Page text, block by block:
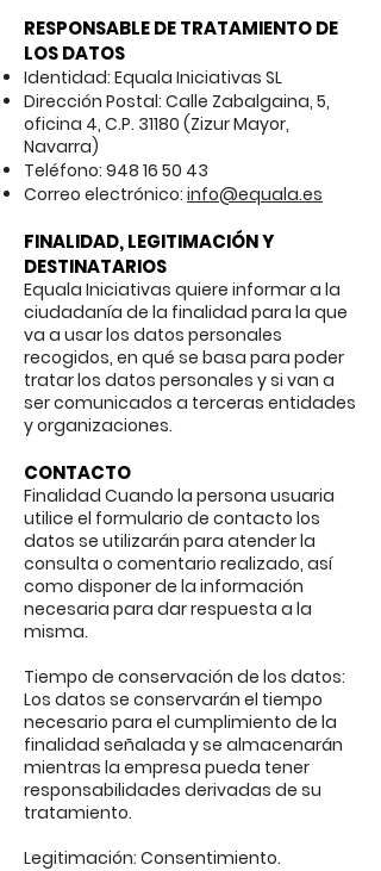
RESPONSABLE DE TRATAMIENTO DE
LOS DATOS
Identidad: Equala Iniciativas SL
Dirección Postal: Calle Zabalgaina, 5,
oficina 4, C.P. 31180 (Zizur Mayor,
Navarra)
Teléfono: 948 16 50 43
Correo electrónico: info@equala.es
FINALIDAD, LEGITIMACIÓN Y
DESTINATARIOS
Equala Iniciativas quiere informar a la
ciudadanía de la finalidad para la que
va a usar los datos personales
recogidos, en qué se basa para poder
tratar los datos personales y si van a
ser comunicados a terceras entidades
y organizaciones.
CONTACTO
Finalidad Cuando la persona usuaria
utilice el formulario de contacto los
datos se utilizarán para atender la
consulta o comentario realizado, así
como disponer de la información
necesaria para dar respuesta a la
misma.
Tiempo de conservación de los datos:
Los datos se conservarán el tiempo
necesario para el cumplimiento de la
finalidad señalada y se almacenarán
mientras la empresa pueda tener
responsabilidades derivadas de su
tratamiento.
Legitimación: Consentimiento.